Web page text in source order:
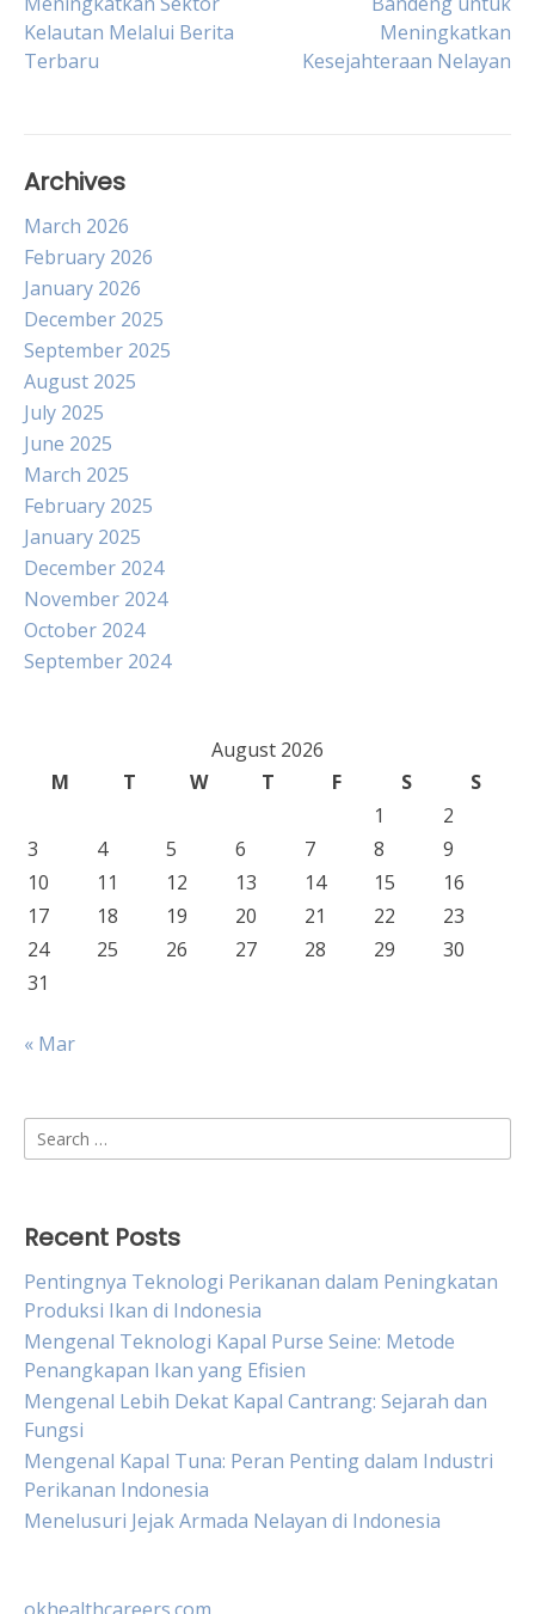
navigation
Kelautan Melalui Berita
Terbaru
Meningkatkan
Kesejahteraan Nelayan
Archives
March 2026
February 2026
January 2026
December 2025
September 2025
August 2025
July 2025
June 2025
March 2025
February 2025
January 2025
December 2024
November 2024
October 2024
September 2024
August 2026
M
T W T F S
S
1
2
3
4 5 6 7 8
9
10
11 12 13 14 15
16
17
18 19 20 21 22
23
24
25 26 27 28 29
30
31
« Mar
Search
for:
Recent Posts
Pentingnya Teknologi Perikanan dalam Peningkatan
Produksi Ikan di Indonesia
Mengenal Teknologi Kapal Purse Seine: Metode
Penangkapan Ikan yang Efisien
Mengenal Lebih Dekat Kapal Cantrang: Sejarah dan
Fungsi
Mengenal Kapal Tuna: Peran Penting dalam Industri
Perikanan Indonesia
Menelusuri Jejak Armada Nelayan di Indonesia